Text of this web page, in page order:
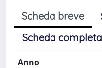
Scheda breve
Scheda
Anno